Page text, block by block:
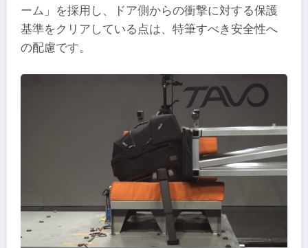
ーム」を採用し、ドア側からの衝撃に対する保護
基準をクリアしている点は、特筆すべき安全性へ
の配慮です。